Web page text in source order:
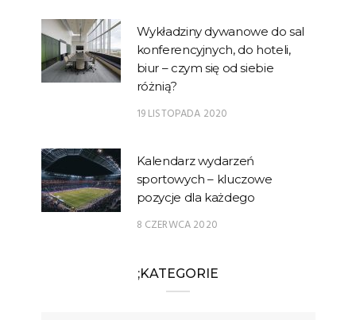
Wykładziny dywanowe do sal
konferencyjnych, do hoteli,
biur – czym się od siebie
różnią?
19 LISTOPADA 2020
Kalendarz wydarzeń
sportowych – kluczowe
pozycje dla każdego
8 CZERWCA 2020
;KATEGORIE